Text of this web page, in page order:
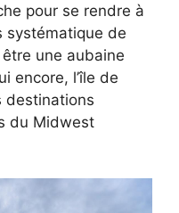
pour se rendre à
systématique de
être une aubaine
encore, l’île de
destinations
du Midwest